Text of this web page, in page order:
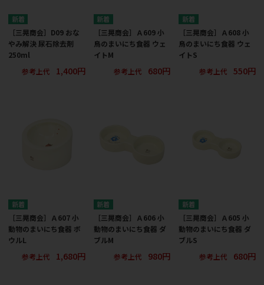
［三晃商会］D09 おな
やみ解決 尿石除去剤
250ml
参考上代
1,400円
［三晃商会］Ａ609 小
鳥のまいにち食器 ウェ
イトM
参考上代
680円
［三晃商会］Ａ608 小
鳥のまいにち食器 ウェ
イトS
参考上代
550円
［三晃商会］Ａ607 小
動物のまいにち食器 ボ
ウルL
参考上代
1,680円
［三晃商会］Ａ606 小
動物のまいにち食器 ダ
ブルM
参考上代
980円
［三晃商会］Ａ605 小
動物のまいにち食器 ダ
ブルS
参考上代
680円